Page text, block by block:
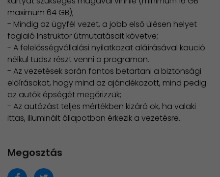
maximum 64 GB);
- Mindig az ügyfél vezet, a jobb első ülésen helyet
foglaló Instruktor útmutatásait követve;
- A felelősségvállalási nyilatkozat aláírásával kaució
nélkül tudsz részt venni a programon.
- Az vezetések során fontos betartani a biztonsági
előírásokat, hogy mind az ajándékozott, mind pedig
az autók épségét megőrizzük;
- Az autózást teljes mértékben kizáró ok, ha valaki
ittas, illuminált állapotban érkezik a vezetésre.
Megosztás